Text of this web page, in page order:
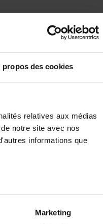
propos des cookies
relatives aux médias
notre site avec nos
informations que
Marketing